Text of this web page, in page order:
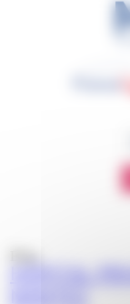
HÔPITAL
Panneau de gestion